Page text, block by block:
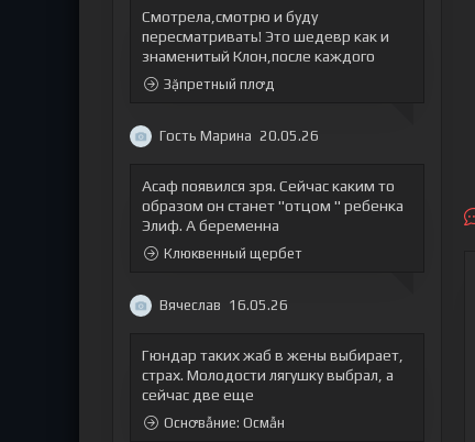
Смотрела,смотрю и буду
пересматривать! Это шедевр как и
знаменитый Клон,после каждого
Зặпретный плꝍд
Гость Марина 20.05.26
Асаф появился зря. Сейчас каким то
образом он станет "отцом " ребенка
Элиф. А беременна
Клюквенный щербет
Вячеслав 16.05.26
Гюндар таких жаб в жены выбирает,
страх. Молодости лягушку выбрал, а
сейчас две еще
Оснꝍвẫние: Осмẫн